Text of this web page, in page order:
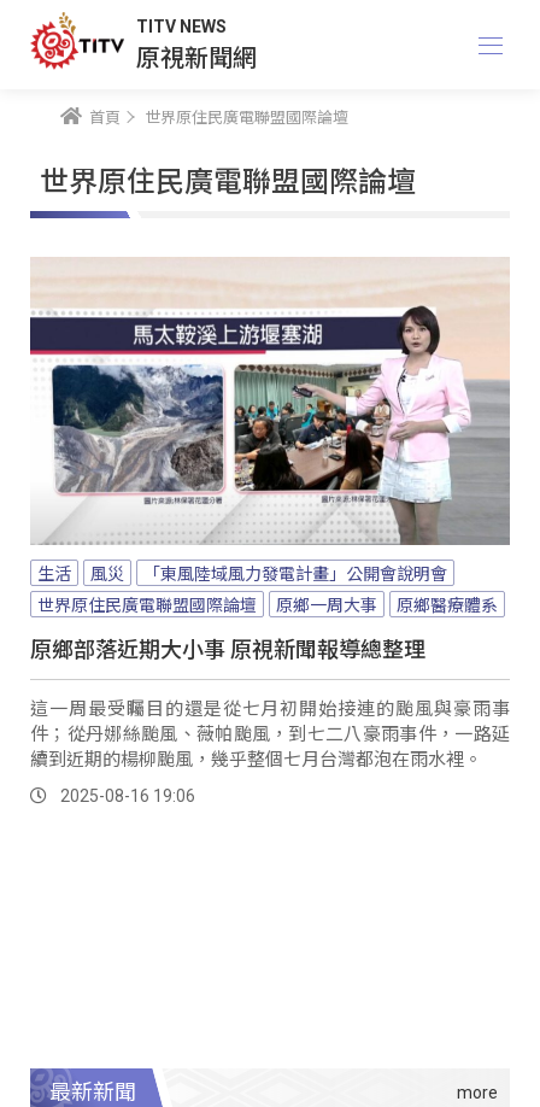
TITV NEWS
原視新聞網
首頁 世界原住民廣電聯盟國際論壇
世界原住民廣電聯盟國際論壇
生活 風災
「東風陸域風力發電計畫」公開會說明會
世界原住民廣電聯盟國際論壇
原鄉一周大事 原鄉醫療體系
原鄉部落近期大小事 原視新聞報導總整理
這一周最受矚目的還是從七月初開始接連的颱風與豪雨事
件；從丹娜絲颱風、薇帕颱風，到七二八豪雨事件，一路延
續到近期的楊柳颱風，幾乎整個七月台灣都泡在雨水裡。
2025-08-16 19:06
最新新聞